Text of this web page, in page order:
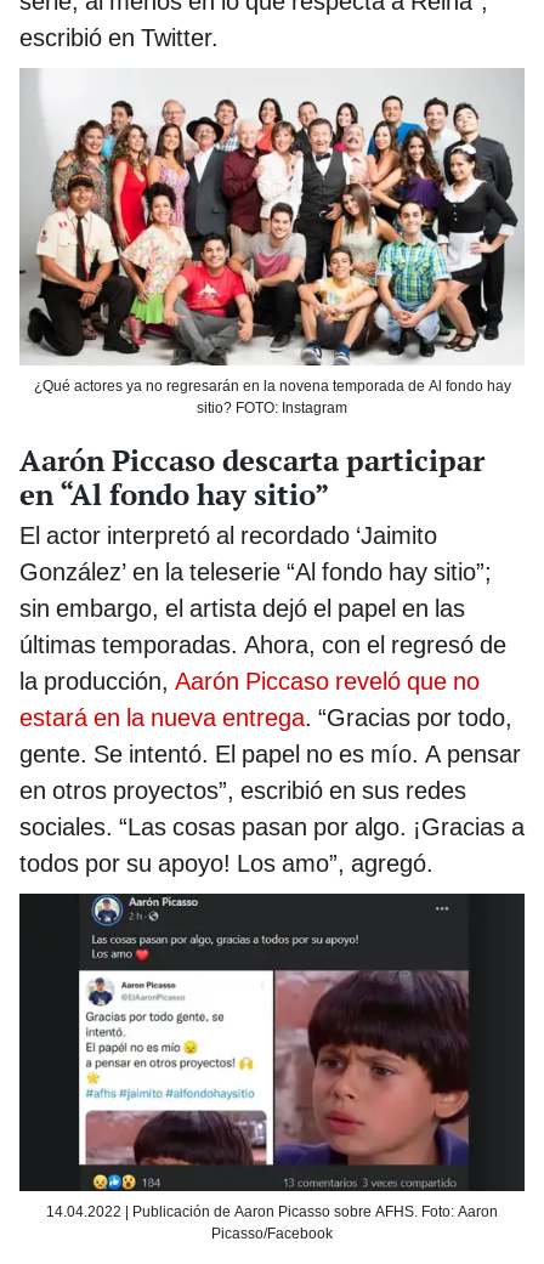
escribió en Twitter.
¿Qué actores ya no regresarán en la novena temporada de Al fondo hay
sitio? FOTO: Instagram
Aarón Piccaso descarta participar
en “Al fondo hay sitio”
El actor interpretó al recordado ‘Jaimito
González’ en la teleserie “Al fondo hay sitio”;
sin embargo, el artista dejó el papel en las
últimas temporadas. Ahora, con el regresó de
la producción, Aarón Piccaso reveló que no
estará en la nueva entrega. “Gracias por todo,
gente. Se intentó. El papel no es mío. A pensar
en otros proyectos”, escribió en sus redes
sociales. “Las cosas pasan por algo. ¡Gracias a
todos por su apoyo! Los amo”, agregó.
14.04.2022 | Publicación de Aaron Picasso sobre AFHS. Foto: Aaron
Picasso/Facebook